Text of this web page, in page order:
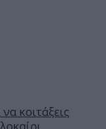
κοιτάξεις